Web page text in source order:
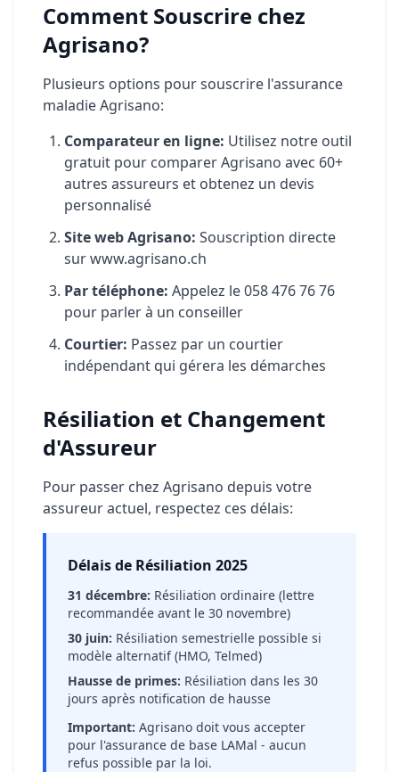
Comment Souscrire chez
Agrisano?
Plusieurs options pour souscrire l'assurance
maladie Agrisano:
Comparateur en ligne: Utilisez notre outil
gratuit pour comparer Agrisano avec 60+
autres assureurs et obtenez un devis
personnalisé
Site web Agrisano: Souscription directe
sur www.agrisano.ch
Par téléphone: Appelez le 058 476 76 76
pour parler à un conseiller
Courtier: Passez par un courtier
indépendant qui gérera les démarches
Résiliation et Changement
d'Assureur
Pour passer chez Agrisano depuis votre
assureur actuel, respectez ces délais:
Délais de Résiliation 2025
31 décembre: Résiliation ordinaire (lettre
recommandée avant le 30 novembre)
30 juin: Résiliation semestrielle possible si
modèle alternatif (HMO, Telmed)
Hausse de primes: Résiliation dans les 30
jours après notification de hausse
Important: Agrisano doit vous accepter
pour l'assurance de base LAMal - aucun
refus possible par la loi.